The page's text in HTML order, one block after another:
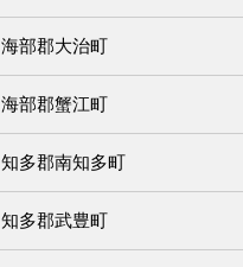
海部郡大治町
海部郡蟹江町
知多郡南知多町
知多郡武豊町